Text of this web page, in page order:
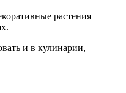
растения
и в кулинарии,